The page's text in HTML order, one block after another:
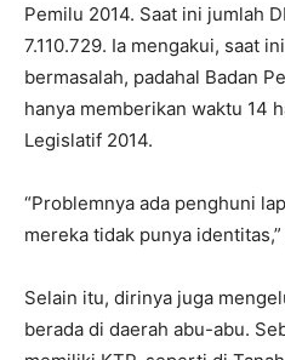
Pemilu 2014. Saat ini jumlah
7.110.729. Ia mengakui, saat
bermasalah, padahal Badan
hanya memberikan waktu 14
Legislatif 2014.
“Problemnya ada penghuni
mereka tidak punya
Selain itu, dirinya juga
berada di daerah abu-abu.